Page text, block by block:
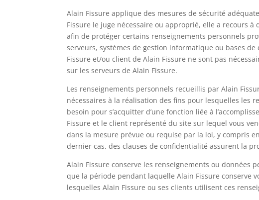
Alain Fissure applique des mesures de sécurité
Fissure le juge nécessaire ou approprié, elle a recours
afin de protéger certains renseignements personnels
serveurs, systèmes de gestion informatique ou bases
Fissure et/ou client de Alain Fissure ne sont pas
sur les serveurs de Alain Fissure.
Les renseignements personnels recueillis par Alain
nécessaires à la réalisation des fins pour lesquelles les
besoin pour s’acquitter d’une fonction liée à
Fissure et le client représenté du site sur lequel vous
dans la mesure prévue ou requise par la loi, y compris
dernier cas, des clauses de confidentialité assurent la
Alain Fissure conserve les renseignements ou données
que la période pendant laquelle Alain Fissure conserve
lesquelles Alain Fissure ou ses clients utilisent ces